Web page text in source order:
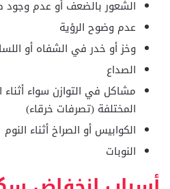
الشعور بالضعف أو عدم وجود
عدم وضوح الرؤية
وخز أو خدر في الشفاه أو
الصداع
مشاكل في التوازن سواء
المختلفة (تصرفات خرقاء)
الكوابيس أو الصراخ أثناء النوم
النوبات